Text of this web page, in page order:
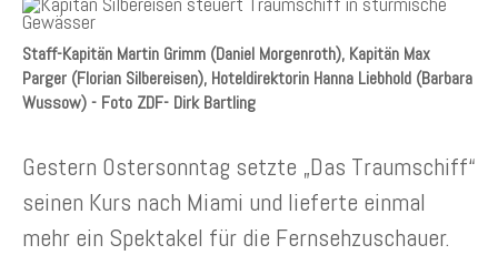
Staff-Kapitän Martin Grimm (Daniel Morgenroth), Kapitän Max
Parger (Florian Silbereisen), Hoteldirektorin Hanna Liebhold (Barbara
Wussow) - Foto ZDF- Dirk Bartling
Gestern Ostersonntag setzte „Das Traumschiff“
seinen Kurs nach Miami und lieferte einmal
mehr ein Spektakel für die Fernsehzuschauer.